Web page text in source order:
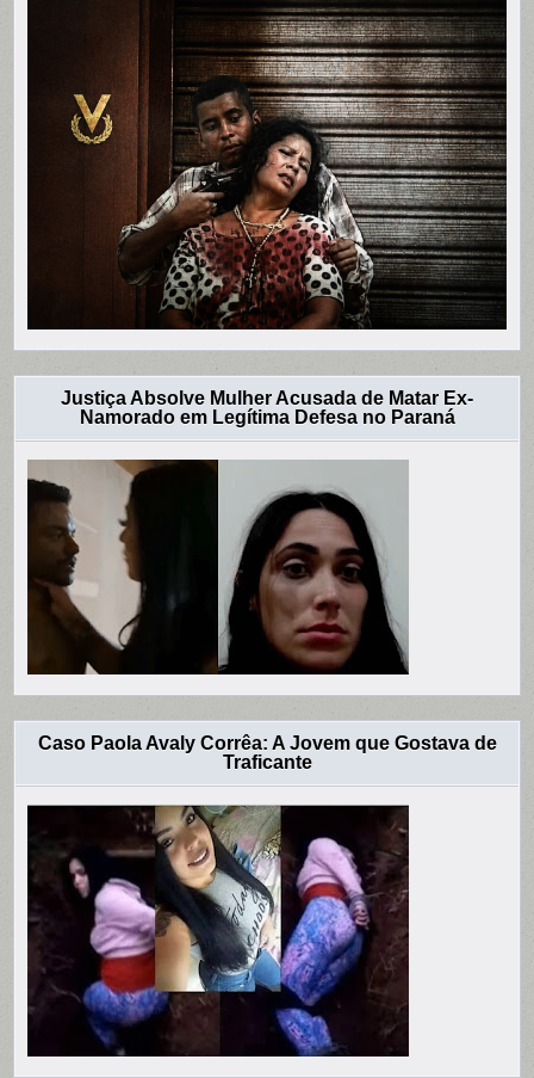
Justiça Absolve Mulher Acusada de Matar Ex-
Namorado em Legítima Defesa no Paraná
Caso Paola Avaly Corrêa: A Jovem que Gostava de
Traficante